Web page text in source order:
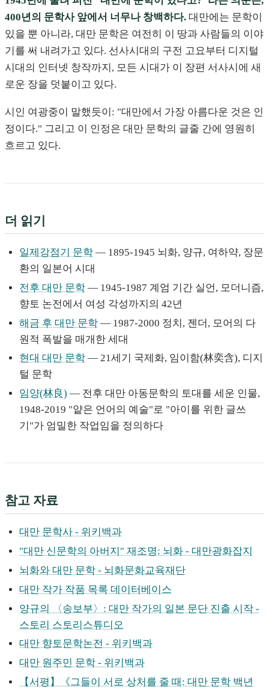
400년의 문학사 앞에서 너무나 창백하다. 대만에는 문학이
있을 뿐 아니라, 대만 문학은 여전히 이 땅과 사람들의 이야
기를 써 내려가고 있다. 선사시대의 구전 고요부터 디지털
시대의 인터넷 창작까지, 모든 시대가 이 장편 서사시에 새
로운 장을 덧붙이고 있다.
시인 여광중이 말했듯이: "대만에서 가장 아름다운 것은 인
정이다." 그리고 이 인정은 대만 문학의 글줄 간에 영원히
흐르고 있다.
더 읽기
일제강점기 문학 — 1895-1945 뇌화, 양규, 여하약, 장문
환의 일본어 시대
전후 대만 문학 — 1945-1987 계엄 기간 실언, 모더니즘,
향토 논전에서 여성 각성까지의 42년
해금 후 대만 문학 — 1987-2000 정치, 젠더, 모어의 다
원적 폭발을 매개한 세대
현대 대만 문학 — 21세기 국제화, 임이함(林奕含), 디지
털 문학
임양(林良) — 전후 대만 아동문학의 토대를 세운 인물,
1948-2019 "얕은 언어의 예술"로 "아이를 위한 글쓰
기"가 엄밀한 작업임을 정의하다
참고 자료
대만 문학사 - 위키백과
"대만 신문학의 아버지" 재조명: 뇌화 - 대만광화잡지
뇌화와 대만 문학 - 뇌화문화교육재단
대만 작가 작품 목록 데이터베이스
양규의 〈송보부〉: 대만 작가의 일본 문단 진출 시작 -
스토리 스토리스튜디오
대만 향토문학논전 - 위키백과
대만 원주민 문학 - 위키백과
【서평】《그들이 서로 상처를 줄 때: 대만 문학 백년